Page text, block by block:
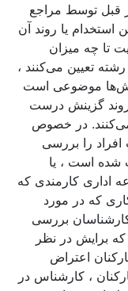
قبل توسط مراجع
استخدام یا روند آن
تا چه میزان
تعیین می‌كنند ،
موضوعی است
گزینش درست
می‌كنند. در خصوص
را بررسی
شده است ، یا
اداری كارمندی كه
كه در مورد
بررسی
برایش در نظر
اعتراض
، کارشناس در